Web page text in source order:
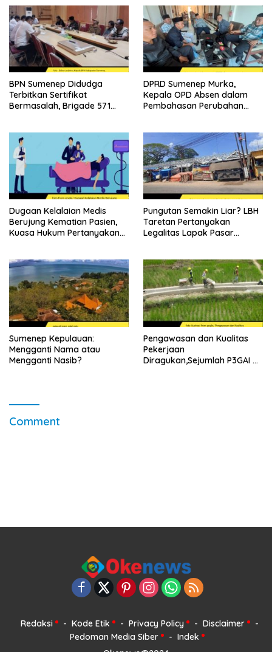
BPN Sumenep Didudga
Terbitkan Sertifikat
Bermasalah, Brigade 571
DPRD Sumenep Murka,
Kepala OPD Absen dalam
Pembahasan Perubahan
Dugaan Kelalaian Medis
Berujung Kematian Pasien,
Kuasa Hukum Pertanyakan
Pungutan Semakin Liar? LBH
Taretan Pertanyakan
Legalitas Lapak Pasar
Sumenep Kepulauan:
Mengganti Nama atau
Mengganti Nasib?
Pengawasan dan Kualitas
Pekerjaan
Diragukan,Sejumlah P3GAI di
Comment
Redaksi Kode Etik Privacy Policy
Disclaimer
Pedoman Media Siber
Indek